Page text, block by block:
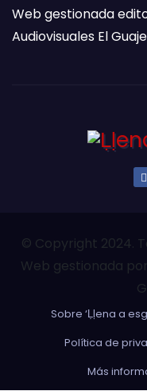
Web gestionada
Audiovisuales El
© Copyright 2024.
Web gestionada
Sobre ‘Ḷḷena a
Política de
Más